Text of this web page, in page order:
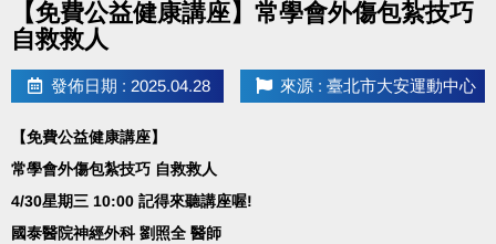
【免費公益健康講座】常學會外傷包紮技巧
自救救人
發佈日期 : 2025.04.28 來源 : 臺北市大安運動中心
【免費公益健康講座】
常學會外傷包紮技巧 自救救人
4/30星期三 10:00 記得來聽講座喔!
國泰醫院神經外科 劉照全 醫師